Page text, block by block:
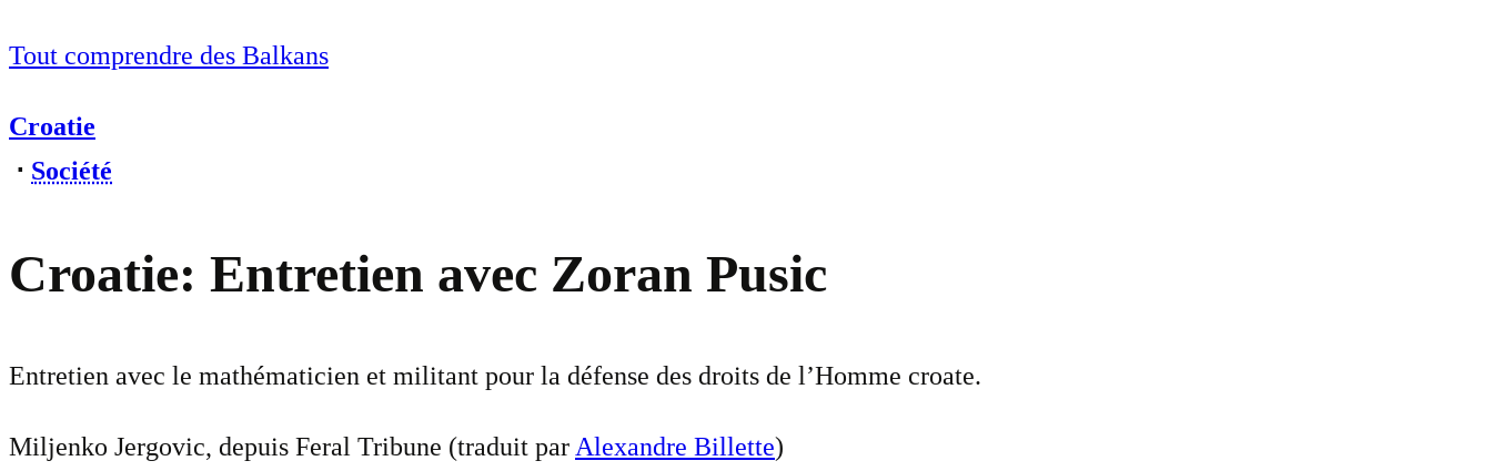
Tout comprendre des Balkans
Croatie
⋅ Société
Croatie: Entretien avec Zoran Pusic
Entretien avec le mathématicien et militant pour la défense des droits de l’Homme croate.
Miljenko Jergovic, depuis Feral Tribune (traduit parAlexandre Billette)